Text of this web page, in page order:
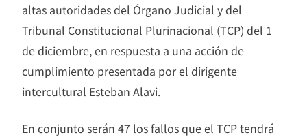
altas autoridades del Órgano Judicial y del
Tribunal Constitucional Plurinacional (TCP) del 1
de diciembre, en respuesta a una acción de
cumplimiento presentada por el dirigente
intercultural Esteban Alavi.
En conjunto serán 47 los fallos que el TCP tendrá